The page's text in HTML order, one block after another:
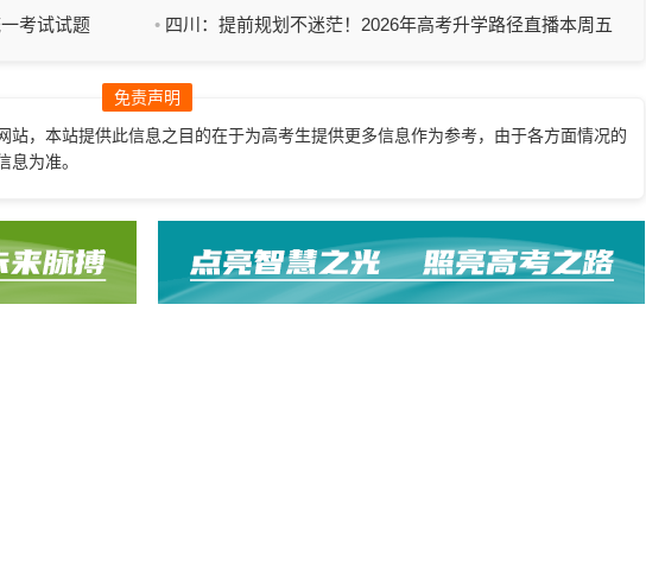
（二）
考试试题
四川：提前规划不迷茫！2026年高考升学路径直播本周五
免责声明
站，本站提供此信息之目的在于为高考生提供更多信息作为参考，由于各方面情况的
为准。